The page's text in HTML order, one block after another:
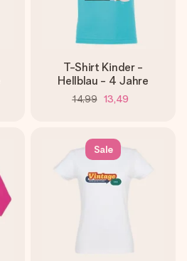
T-Shirt Kinder -
Hellblau - 4 Jahre
14,99 13,49
Sale